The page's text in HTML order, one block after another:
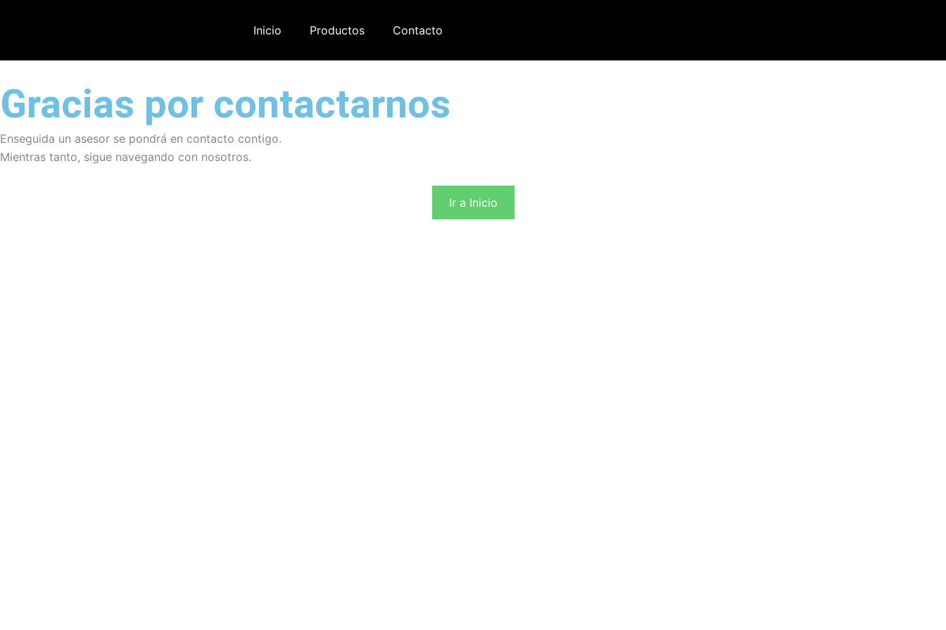
Inicio Productos Contacto
Gracias por contactarnos
Enseguida un asesor se pondrá en contacto contigo.
Mientras tanto, sigue navegando con nosotros.
Ir a Inicio